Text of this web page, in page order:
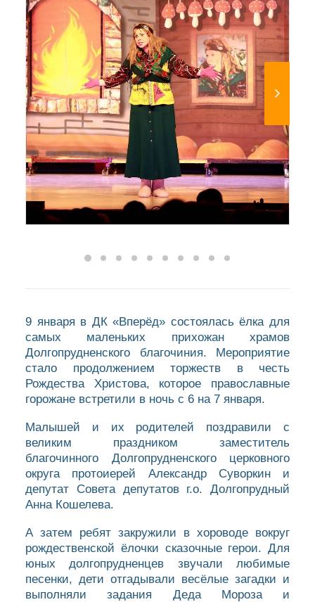
9 января в ДК «Вперёд» состоялась ёлка для
самых маленьких прихожан храмов
Долгопрудненского благочиния. Мероприятие
стало продолжением торжеств в честь
Рождества Христова, которое православные
горожане встретили в ночь с 6 на 7 января.
Малышей и их родителей поздравили с
великим праздником заместитель
благочинного Долгопрудненского церковного
округа протоиерей Александр Суворкин и
депутат Совета депутатов г.о. Долгопрудный
Анна Кошелева.
А затем ребят закружили в хороводе вокруг
рождественской ёлочки сказочные герои. Для
юных долгопрудненцев звучали любимые
песенки, дети отгадывали весёлые загадки и
выполняли задания Деда Мороза и